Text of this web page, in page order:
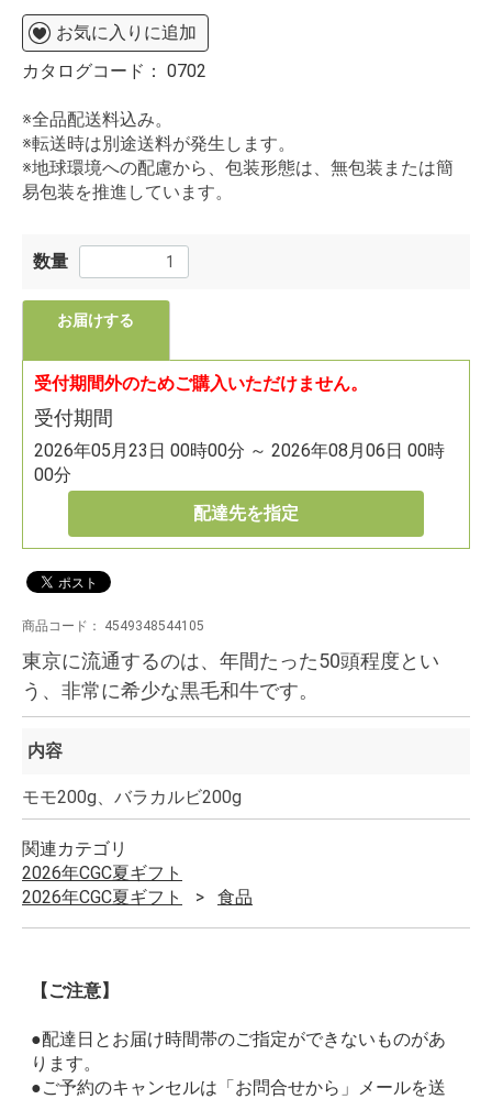
お気に入りに追加
カタログコード： 0702
※全品配送料込み。
※転送時は別途送料が発生します。
※地球環境への配慮から、包装形態は、無包装または簡
易包装を推進しています。
数量
お届けする
配達先を指定
受付期間外のためご購入いただけません。
受付期間
2026年05月23日 00時00分 ～ 2026年08月06日 00時
00分
商品コード： 4549348544105
東京に流通するのは、年間たった50頭程度とい
う、非常に希少な黒毛和牛です。
内容
モモ200g、バラカルビ200g
関連カテゴリ
2026年CGC夏ギフト
2026年CGC夏ギフト
食品
【ご注意】
●配達日とお届け時間帯のご指定ができないものがあ
ります。
●ご予約のキャンセルは「お問合せから」メールを送